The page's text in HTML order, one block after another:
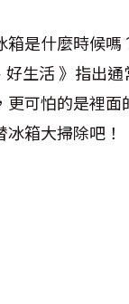
是什麼時候嗎
生活 》指出通
可怕的是裡面
箱大掃除吧！